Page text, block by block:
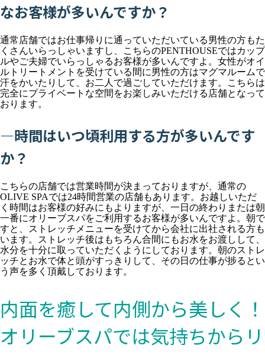
なお客様が多いんですか？
通常店舗ではお仕事帰りに通っていただいている男性の方もた
くさんいらっしゃいますし、こちらのPENTHOUSEではカップ
ルやご夫婦でいらっしゃるお客様が多いんですよ。女性がオイ
ルトリートメントを受けている間に男性の方はマグマルームで
汗をかいたりして、お二人で過ごしていただけます。こちらは
完全にプライベートな空間をお楽しみいただける店舗となって
おります。
―時間はいつ頃利用する方が多いんです
か？
こちらの店舗では営業時間が決まっておりますが、通常の
OLIVE SPAでは24時間営業の店舗もあります。お越しいただ
く時間はお客様の好みにもよりますが、一日の終わりまたは朝
一番にオリーブスパをご利用するお客様が多いんですよ。朝で
すと、ストレッチメニューを受けてから会社に出社される方も
います。ストレッチ後はもちろん合間にもお水をお渡しして、
水分を十分に取っていただくようにしております。朝のストレ
ッチとお水で体と頭がすっきりして、その日の仕事が捗るとい
う声を多く頂戴しております。
内面を癒して内側から美しく！
オリーブスパでは気持ちからリ